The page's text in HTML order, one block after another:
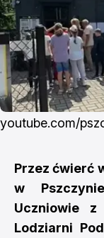
youtube.com/
Przez ćwierć
w
Uczniowie
Lodziarni